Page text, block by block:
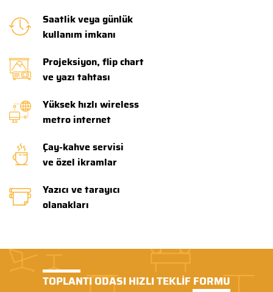
Saatlik veya günlük
kullanım imkanı
Projeksiyon, flip chart
ve yazı tahtası
Yüksek hızlı wireless
metro internet
Çay-kahve servisi
ve özel ikramlar
Yazıcı ve tarayıcı
olanakları
TOPLANTI ODASI HIZLI TEKLİF FORMU